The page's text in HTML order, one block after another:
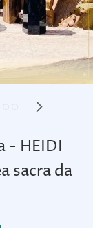
- HEIDI
sacra da